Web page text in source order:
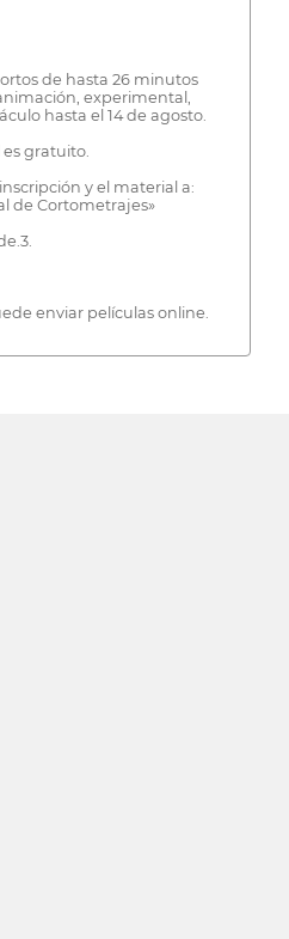
de hasta 26 minutos
experimental,
hasta el 14 de agosto.
gratuito.
y el material a:
de Cortometrajes»
enviar películas online.